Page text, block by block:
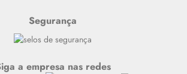
Segurança
a empresa nas redes